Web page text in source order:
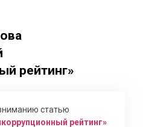
рейтинг»
статью
рейтинг»